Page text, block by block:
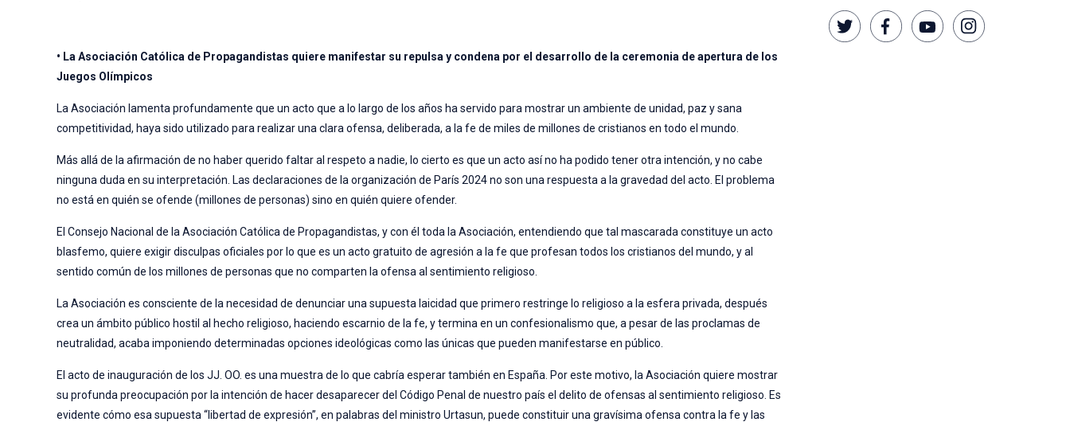
• La Asociación Católica de Propagandistas quiere manifestar su repulsa y condena por el desarrollo de la ceremonia de apertura de los
Juegos Olímpicos
La Asociación lamenta profundamente que un acto que a lo largo de los años ha servido para mostrar un ambiente de unidad, paz y sana
competitividad, haya sido utilizado para realizar una clara ofensa, deliberada, a la fe de miles de millones de cristianos en todo el mundo.
Más allá de la afirmación de no haber querido faltar al respeto a nadie, lo cierto es que un acto así no ha podido tener otra intención, y no cabe
ninguna duda en su interpretación. Las declaraciones de la organización de París 2024 no son una respuesta a la gravedad del acto. El problema
no está en quién se ofende (millones de personas) sino en quién quiere ofender.
El Consejo Nacional de la Asociación Católica de Propagandistas, y con él toda la Asociación, entendiendo que tal mascarada constituye un acto
blasfemo, quiere exigir disculpas oficiales por lo que es un acto gratuito de agresión a la fe que profesan todos los cristianos del mundo, y al
sentido común de los millones de personas que no comparten la ofensa al sentimiento religioso.
La Asociación es consciente de la necesidad de denunciar una supuesta laicidad que primero restringe lo religioso a la esfera privada, después
crea un ámbito público hostil al hecho religioso, haciendo escarnio de la fe, y termina en un confesionalismo que, a pesar de las proclamas de
neutralidad, acaba imponiendo determinadas opciones ideológicas como las únicas que pueden manifestarse en público.
El acto de inauguración de los JJ. OO. es una muestra de lo que cabría esperar también en España. Por este motivo, la Asociación quiere mostrar
su profunda preocupación por la intención de hacer desaparecer del Código Penal de nuestro país el delito de ofensas al sentimiento religioso. Es
evidente cómo esa supuesta “libertad de expresión”, en palabras del ministro Urtasun, puede constituir una gravísima ofensa contra la fe y las